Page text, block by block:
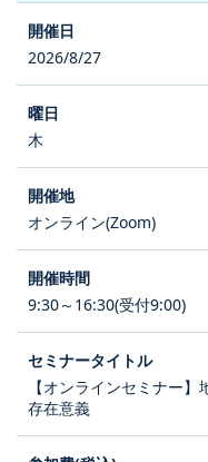
2026/8/27
木
オンライン(Zoom)
9:30～16:30(受付9:00)
【オンラインセミナー
存在意義